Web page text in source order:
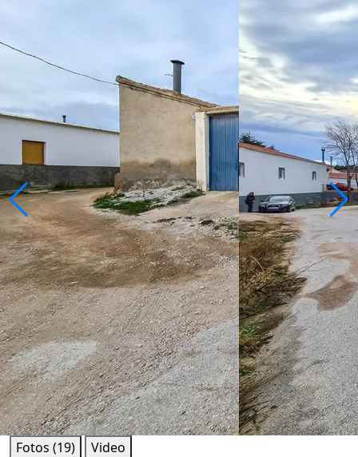
Fotos (19)
Video